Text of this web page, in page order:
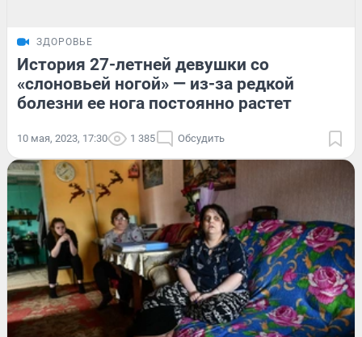
ЗДОРОВЬЕ
История 27-летней девушки со
«слоновьей ногой» — из-за редкой
болезни ее нога постоянно растет
10 мая, 2023, 17:30 1 385 Обсудить